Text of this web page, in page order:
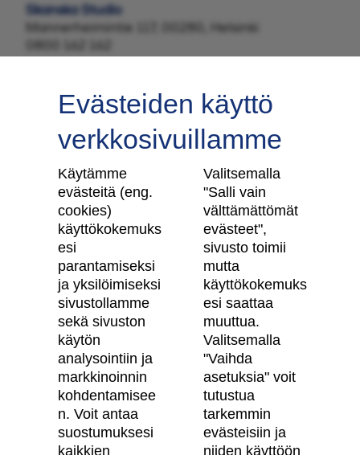
Skanska Studio
Mannerheimintie 117, 00280, Helsinki
0800 162 162
Tilaa uutiskirje
Skanska Kodit
Artikkelit
Digitaalinen asuntokauppa
Asiakkaiden kokemuksia meistä
Vastuullisuus
Tietosuojaseloste
Käyttöehdot
Evästeiden käyttö
verkkosivuillamme
Käytämme
evästeitä (eng.
cookies)
käyttökokemuks
esi
parantamiseksi
ja yksilöimiseksi
sivustollamme
sekä sivuston
käytön
analysointiin ja
markkinoinnin
kohdentamisee
n. Voit antaa
suostumuksesi
kaikkien
Valitsemalla
"Salli vain
välttämättömät
evästeet",
sivusto toimii
mutta
käyttökokemuks
esi saattaa
muuttua.
Valitsemalla
"Vaihda
asetuksia" voit
tutustua
tarkemmin
evästeisiin ja
niiden käyttöön